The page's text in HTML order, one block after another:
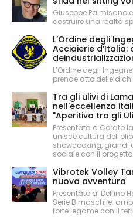
Giuseppe Palmisano
costruire una realtà
L’Ordine degli
Acciaierie
L’Ordine degli
prende atto delle
Tra gli ulivi di
nell'eccellenza
"Aperitivo tra gli
Presentata a Corato
unisce cultura
showcooking, grandi
sociale con il
Vibrotek Volley
nuova avventura
Presentato al Delfino
Serie B maschile:
forte legame con il